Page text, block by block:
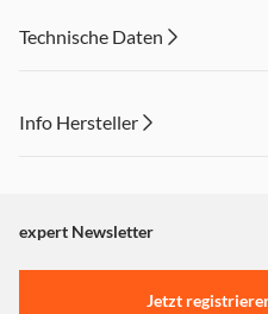
Technische Daten
Info Hersteller
"Marketing".
Einstellungen anpassen
expert Newsletter
Jetzt